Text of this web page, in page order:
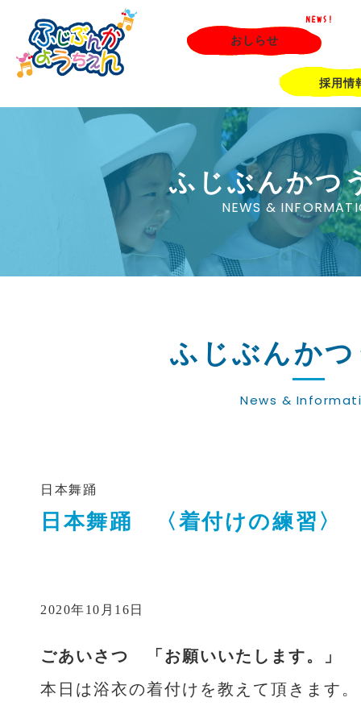
おしらせ
NEWS!
採用情
ふじぶんかつ
NEWS &
ふじぶんか
News &
日本舞踊
日本舞踊 〈着付けの練習〉
2020年10月16日
ごあいさつ 「お願いいたします。」
本日は浴衣の着付けを教えて頂きます。